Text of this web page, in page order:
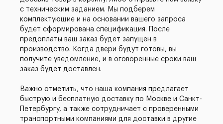
с техническим заданием. Мы подберем
комплектующие и на основании вашего запроса
будет сформирована спецификация. После
предоплаты ваш заказ будет запущен в
производство. Когда двери будут готовы, вы
получите уведомление, и в оговоренные сроки ваш
заказ будет доставлен.
Важно отметить, что наша компания предлагает
быструю и бесплатную доставку по Москве и Санкт-
Петербургу, а также сотрудничает с проверенными
транспортными компаниями для доставки в другие